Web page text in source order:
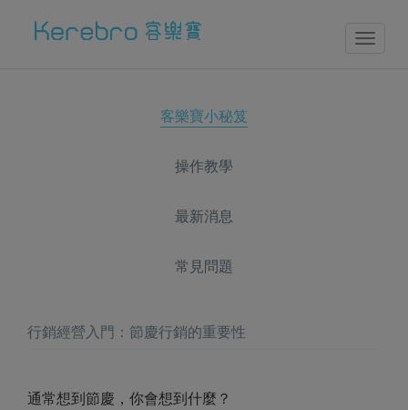
客樂寶小秘笈
操作教學
最新消息
常見問題
行銷經營入門：節慶行銷的重要性
通常想到節慶，你會想到什麼？